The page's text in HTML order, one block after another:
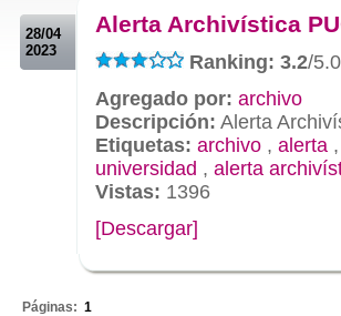
28/04
2023
Alerta Archivística
Ranking: 3.2/
Agregado por: archivo
Descripción: Alerta
Etiquetas: archivo , alerta ,
universidad , alerta
Vistas: 1396
[Descargar]
Páginas: 1